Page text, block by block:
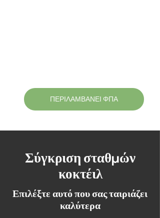
ΠΕΡΙΛΑΜΒΑΝΕΙ ΦΠΑ
Σύγκριση σταθμών
κοκτέιλ
Επιλέξτε αυτό που σας ταιριάζει
καλύτερα